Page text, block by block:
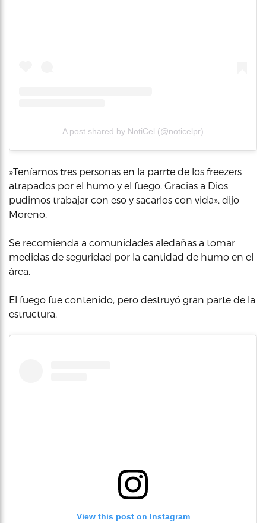
A post shared by NotiCel (@noticelpr)
»Teníamos tres personas en la parrte de los freezers
atrapados por el humo y el fuego. Gracias a Dios
pudimos trabajar con eso y sacarlos con vida», dijo
Moreno.
Se recomienda a comunidades aledañas a tomar
medidas de seguridad por la cantidad de humo en el
área.
El fuego fue contenido, pero destruyó gran parte de la
estructura.
View this post on Instagram